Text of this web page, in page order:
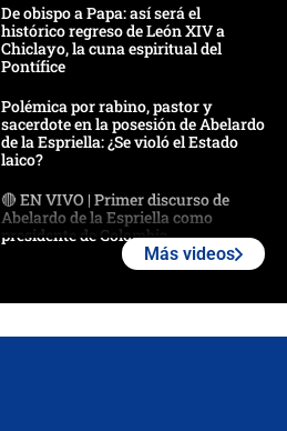
De obispo a Papa: así será el
histórico regreso de León XIV a
Chiclayo, la cuna espiritual del
Pontífice
Polémica por rabino, pastor y
sacerdote en la posesión de Abelardo
de la Espriella: ¿Se violó el Estado
laico?
🔴 EN VIVO | Primer discurso de
Abelardo de la Espriella como
presidente de Colombia
Más videos